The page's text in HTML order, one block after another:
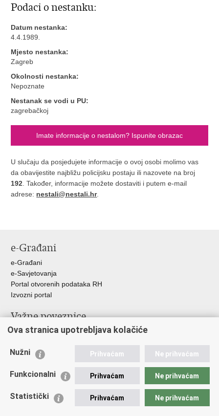
Podaci o nestanku:
Datum nestanka:
4.4.1989.
Mjesto nestanka:
Zagreb
Okolnosti nestanka:
Nepoznate
Nestanak se vodi u PU:
zagrebačkoj
Imate informacije o nestalom? Ispunite obrazac
U slučaju da posjedujete informacije o ovoj osobi molimo vas
da obavijestite najbližu policijsku postaju ili nazovete na broj
192 . Također, informacije možete dostaviti i putem e-mail
adrese: nestali@nestali.hr.
e-Građani
e-Građani
e-Savjetovanja
Portal otvorenih podataka RH
Izvozni portal
Važne poveznice
Ministarstvo unutarnjih poslova RH
Nestale osobe u Domovinskom ratu (Ministarstvo hrvatskih
Ministarstvo znanosti i obrazovanja
Ova stranica upotrebljava kolačiće
Nužni Prihvaćam Ne prihvaćam
Funkcionalni Prihvaćam Ne prihvaćam
Statistički Prihvaćam Ne prihvaćam